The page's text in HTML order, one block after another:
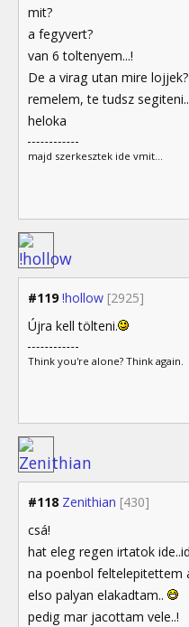
mit?
a fegyvert?
van 6 toltenyem...!
De a virag utan mire lojjek?
remelem, te tudsz
heloka
majd szerkesztek ide vmit...
#119 !hollow [2925]
Újra kell tölteni.
Think you're alone? Think again.
#118 Zenithian [430]
csá!
hat eleg regen irtatok
na poenbol feltelepitettem
elso palyan elakadtam..
pedig mar jacottam vele..!